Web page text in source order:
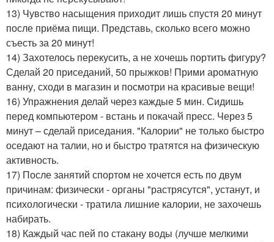
13) Чувство насыщения приходит лишь спустя 20 минут
после приёма пищи. Представь, сколько всего можно
съесть за 20 минут!
14) Захотелось перекусить, а не хочешь портить фигуру?
Сделай 20 приседаний, 50 прыжков! Прими ароматную
ванну, сходи в магазин и посмотри на красивые вещи!
16) Упражнения делай через каждые 5 мин. Сидишь
перед компьютером - встань и покачай пресс. Через 5
минут – сделай приседания. "Калории" не только быстро
оседают на талии, но и быстро тратятся на физическую
активность.
17) После занятий спортом не хочется есть по двум
причинам: физически - органы "растрясутся", устанут, и
психологически - тратила лишние калории, не захочешь
набирать.
18) Каждый час пей по стакану воды (лучше мелкими